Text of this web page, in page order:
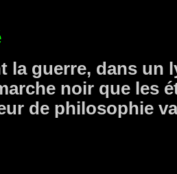
la guerre, dans un
noir que les
de philosophie